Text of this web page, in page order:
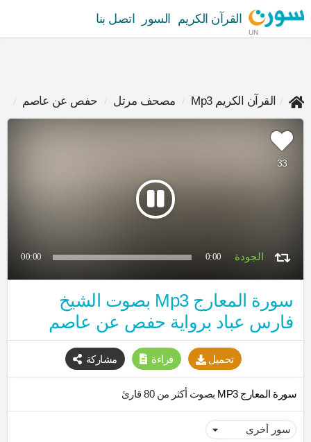
UN
القرآن الكريم السور اتصل بنا
القرآن الكريم Mp3 مصحف مرتل حفص عن عاصم
33
00:00 0:00
سورة المعارج Mp3 بصوت الشيخ
فارس عباد برواية حفص عن عاصم
تحميل قراءة مشاركة
سورة المعارج MP3 بصوت أكثر من 80 قارئ